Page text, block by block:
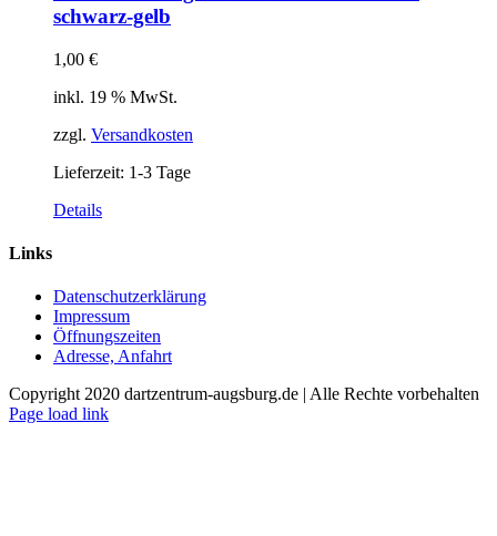
schwarz-gelb
1,00 €
inkl. 19 % MwSt.
zzgl. Versandkosten
Lieferzeit: 1-3 Tage
Details
Links
Datenschutzerklärung
Impressum
Öffnungszeiten
Adresse, Anfahrt
Copyright 2020 dartzentrum-augsburg.de | Alle Rechte vorbehalten
Facebook
Instagram
YouTube
Page load link